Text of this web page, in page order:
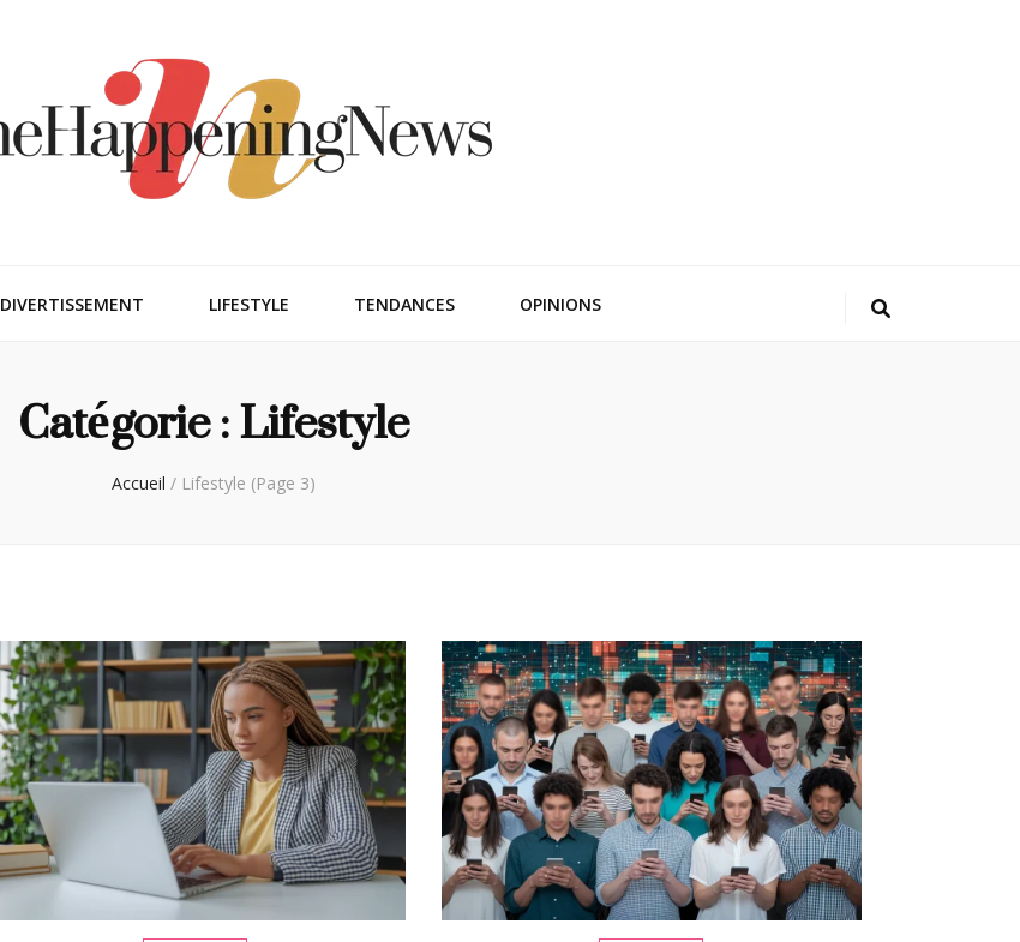
DIVERTISSEMENT LIFESTYLE TENDANCES OPINIONS
Catégorie :Lifestyle
Accueil / Lifestyle (Page 3)